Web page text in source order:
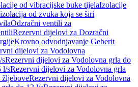
od vibracijske buke tijelaIzolacije
od zvuka koja se širi
Odzračni ventili za
Rezervni dijelovi za Dozračni
Krovno odvodnjavanje Geberit
dijelovi za Vodolovna
sRezervni dijelovi za Vodolovna grla do
l/sRezervni dijelovi za Vodolovna grla
žljeboveRezervni dijelovi za Vodolovna